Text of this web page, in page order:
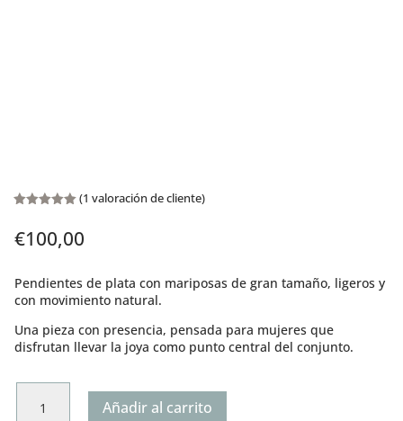
de 5 en
cliente
(1 valoración de cliente)
€100,00
Pendientes de plata con mariposas de gran tamaño, ligeros y
con movimiento natural.
Una pieza con presencia, pensada para mujeres que
disfrutan llevar la joya como punto central del conjunto.
Añadir al carrito